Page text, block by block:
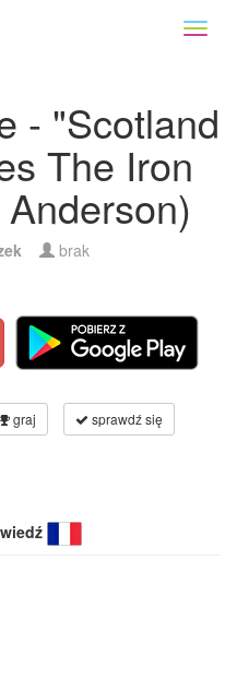
- "Scotland
The Iron
brak
graj sprawdź się